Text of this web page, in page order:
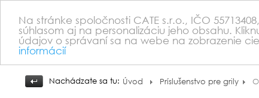
Na stránke spoločnosti CATE s.r.o., IČO
súhlasom aj na personalizáciu jeho obsahu.
údajov o správaní sa na webe na zobrazenie
informácií
Nachádzate sa tu: Úvod Príslušenstvo pre grily